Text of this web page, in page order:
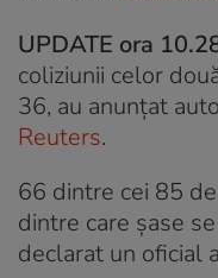
UPDATE ora
coliziunii celor
36, au anunțat
Reuters.
66 dintre cei 85
dintre care șase
declarat un oficial